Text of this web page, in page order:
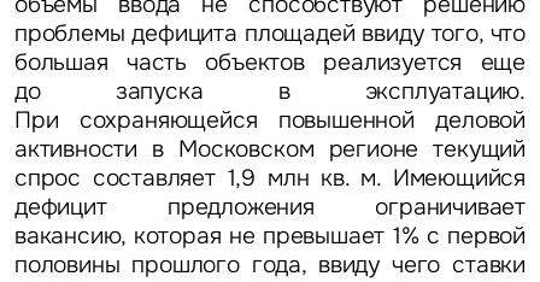
проблемы дефицита площадей ввиду того, что
большая часть объектов реализуется еще
до запуска в эксплуатацию.
При сохраняющейся повышенной деловой
активности в Московском регионе текущий
спрос составляет 1,9 млн кв. м. Имеющийся
дефицит предложения ограничивает
вакансию, которая не превышает 1% с первой
половины прошлого года, ввиду чего ставки
Предложение
Жалоба
Уведомления
Объявление
Это обязательное поле
Это обязательное поле